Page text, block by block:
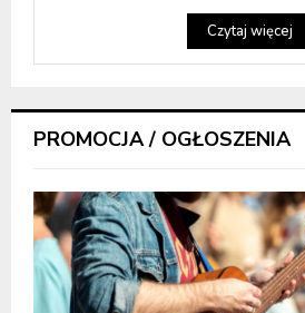
Czytaj więcej
PROMOCJA / OGŁOSZENIA